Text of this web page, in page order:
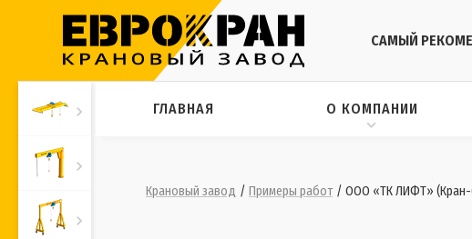
САМЫЙ
ГЛАВНАЯ О КОМПАНИИ
Крановый завод / Примеры работ / ООО «ТК ЛИФТ» (Кран-